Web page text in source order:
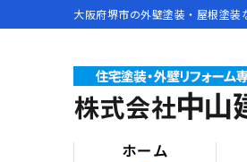
大阪府堺市の外壁塗装・屋根塗
ホーム